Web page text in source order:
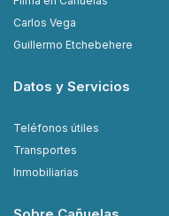
Carlos Vega
Guillermo Etchebehere
Datos y Servicios
Teléfonos útiles
Transportes
Inmobiliarias